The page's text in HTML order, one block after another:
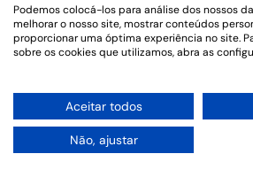
New York
Manhattan Club
Podemos colocá-los para análise dos nossos
melhorar o nosso site, mostrar conteúdos
proporcionar uma óptima experiência no site.
sobre os cookies que utilizamos, abra as
Aceitar todos
Não, ajustar